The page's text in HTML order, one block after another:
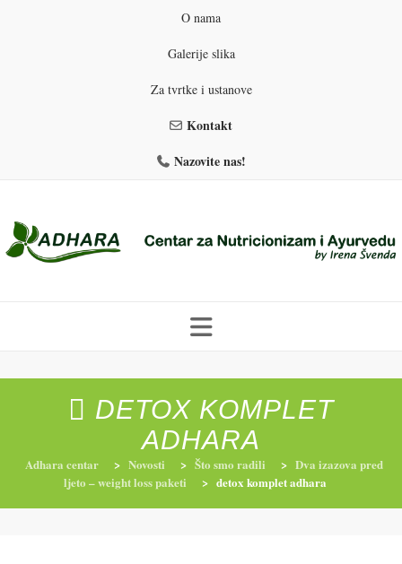
O nama
Galerije slika
Za tvrtke i ustanove
Kontakt
Nazovite nas!
to
RADIONICE NUTRI-ORDINACIJA TRETMANI
DETOX KOMPLET
ADHARA
Adhara centar > Novosti > Što smo radili > Dva izazova pred
ljeto – weight loss paketi
> detox komplet adhara